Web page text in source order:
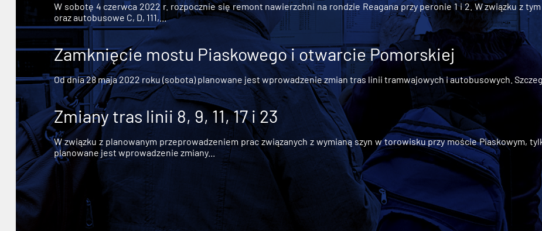
W sobotę 4 czerwca 2022 r. rozpocznie się remont nawierzchni na rondzie Reagana przy peronie 1 i 2. W związku z
oraz autobusowe C, D, 111,...
Zamknięcie mostu Piaskowego i otwarcie Pomorskiej
Od dnia 28 maja 2022 roku (sobota) planowane jest wprowadzenie zmian tras linii tramwajowych i autobusowych.
Zmiany tras linii 8, 9, 11, 17 i 23
W związku z planowanym przeprowadzeniem prac związanych z wymianą szyn w torowisku przy moście Piaskowym,
planowane jest wprowadzenie zmiany...